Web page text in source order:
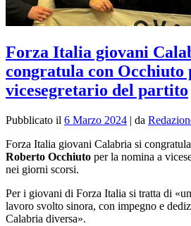
Forza Italia giovani
congratula con Occhiuto
vicesegretario del partito
Pubblicato il 6 Marzo 2024 | da
Forza Italia giovani Calabria si
Roberto Occhiuto per la nomina a
nei giorni scorsi.
Per i giovani di Forza Italia si tratta di
lavoro svolto sinora, con impegno e
Calabria diversa».